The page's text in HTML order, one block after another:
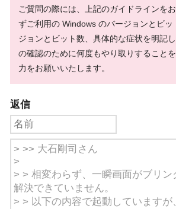
ご質問の際には、上記のガイドラインを
ずご利用の Windows のバージョンとビ
ジョンとビット数、具体的な症状を明記
の確認のために何度もやり取りすること
力をお願いいたします。
返信